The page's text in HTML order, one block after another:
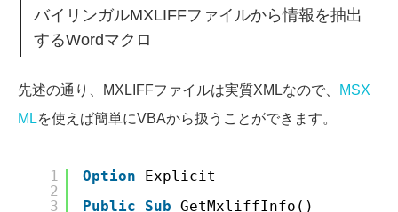
バイリンガルMXLIFFファイルから情報を抽出
するWordマクロ
先述の通り、MXLIFFファイルは実質XMLなので、
MSX
MLを使えば簡単にVBAから扱うことができます。
1
2
3
Option
Explicit
Public
Sub GetMxliffInfo()